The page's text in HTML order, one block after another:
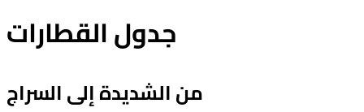
جدول القطارات
من الشديدة إلى السراج